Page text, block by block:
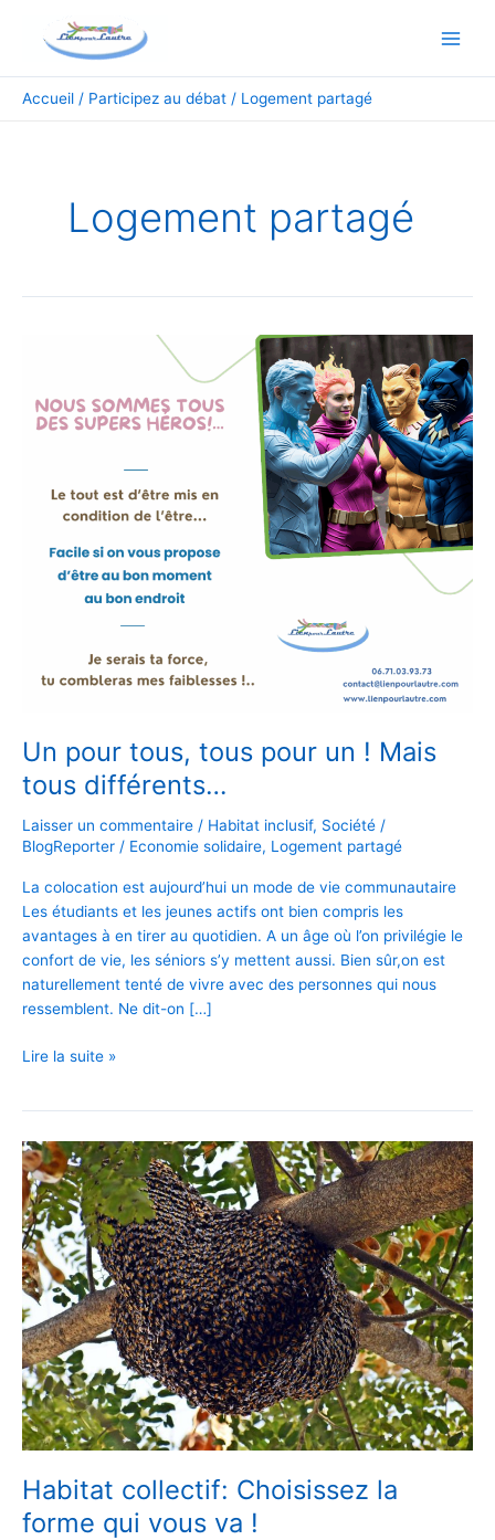
Accueil Participez au débat Logement partagé
Logement partagé
Un pour tous, tous pour un ! Mais
tous différents…
Laisser un commentaire / Habitat inclusif, Société /
BlogReporter / Economie solidaire, Logement partagé
La colocation est aujourd’hui un mode de vie communautaire
Les étudiants et les jeunes actifs ont bien compris les
avantages à en tirer au quotidien. A un âge où l’on privilégie le
confort de vie, les séniors s’y mettent aussi. Bien sûr,on est
naturellement tenté de vivre avec des personnes qui nous
ressemblent. Ne dit-on […]
tous,
tous
Lire la suite »
Habitat collectif: Choisissez la
forme qui vous va !
Habitat
collectif:
Choisissez
la
forme
qui
vous
va
!